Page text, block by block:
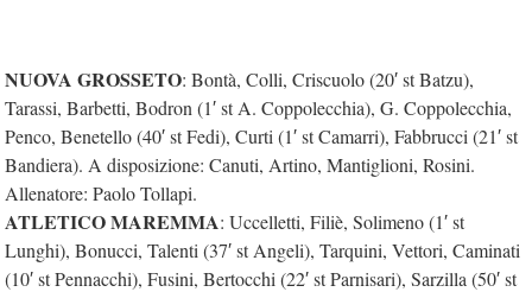
NUOVA GROSSETO: Bontà, Colli, Criscuolo (20′ st Batzu),
Tarassi, Barbetti, Bodron (1′ st A. Coppolecchia), G. Coppolecchia,
Penco, Benetello (40′ st Fedi), Curti (1′ st Camarri), Fabbrucci (21′ st
Bandiera). A disposizione: Canuti, Artino, Mantiglioni, Rosini.
Allenatore: Paolo Tollapi.
ATLETICO MAREMMA: Uccelletti, Filiè, Solimeno (1′ st
Lunghi), Bonucci, Talenti (37′ st Angeli), Tarquini, Vettori, Caminati
(10′ st Pennacchi), Fusini, Bertocchi (22′ st Parnisari), Sarzilla (50′ st